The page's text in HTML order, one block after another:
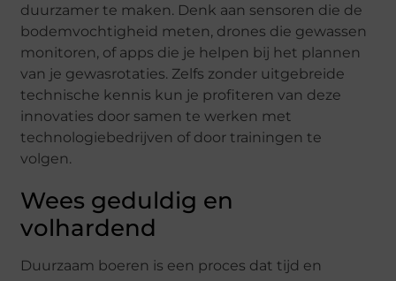
duurzamer te maken. Denk aan sensoren die de
bodemvochtigheid meten, drones die gewassen
monitoren, of apps die je helpen bij het plannen
van je gewasrotaties. Zelfs zonder uitgebreide
technische kennis kun je profiteren van deze
innovaties door samen te werken met
technologiebedrijven of door trainingen te
volgen.
Wees geduldig en
volhardend
Duurzaam boeren is een proces dat tijd en